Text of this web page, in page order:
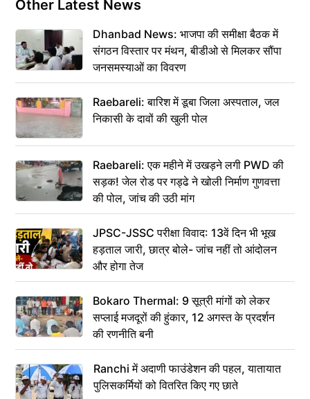
Other Latest News
Dhanbad News: भाजपा की समीक्षा बैठक में
संगठन विस्तार पर मंथन, बीडीओ से मिलकर सौंपा
जनसमस्याओं का विवरण
Raebareli: बारिश में डूबा जिला अस्पताल, जल
निकासी के दावों की खुली पोल
Raebareli: एक महीने में उखड़ने लगी PWD की
सड़क! जेल रोड पर गड्ढे ने खोली निर्माण गुणवत्ता
की पोल, जांच की उठी मांग
JPSC-JSSC परीक्षा विवाद: 13वें दिन भी भूख
हड़ताल जारी, छात्र बोले- जांच नहीं तो आंदोलन
और होगा तेज
Bokaro Thermal: 9 सूत्री मांगों को लेकर
सप्लाई मजदूरों की हुंकार, 12 अगस्त के प्रदर्शन
की रणनीति बनी
Ranchi में अदाणी फाउंडेशन की पहल, यातायात
पुलिसकर्मियों को वितरित किए गए छाते